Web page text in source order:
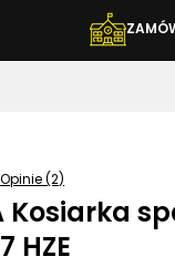
Opinie (2)
Kosiarka
HZE